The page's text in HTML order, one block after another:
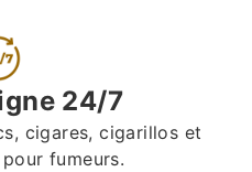
24/7
cigares, cigarillos et
fumeurs.